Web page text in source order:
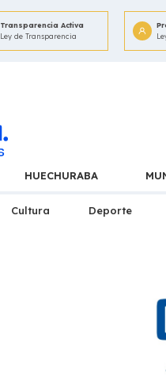
Transparencia Activa
Ley de Transparencia
HUECHURABA
Cultura Deporte